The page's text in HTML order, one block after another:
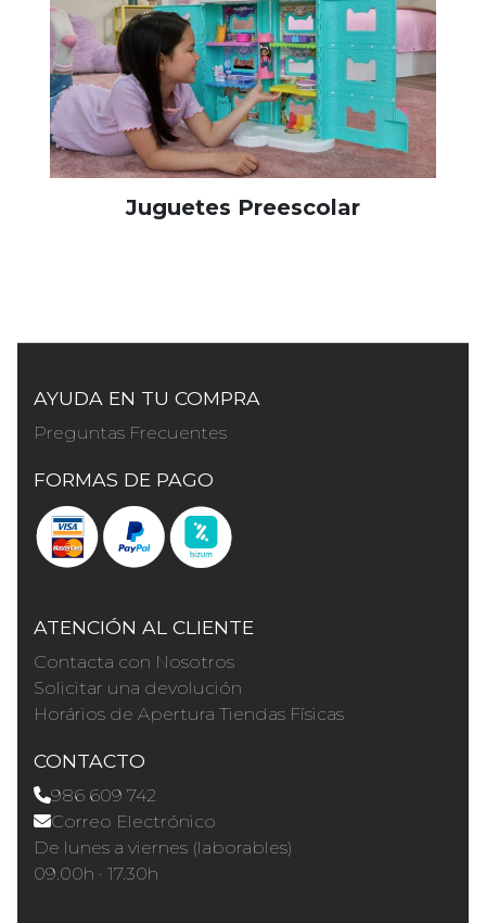
Juguetes Preescolar
AYUDA EN TU COMPRA
Preguntas Frecuentes
FORMAS DE PAGO
ATENCIÓN AL CLIENTE
Contacta con Nosotros
Solicitar una devolución
Horários de Apertura Tiendas Físicas
CONTACTO
986 609 742
Correo Electrónico
De lunes a viernes (laborables)
09.00h · 17.30h